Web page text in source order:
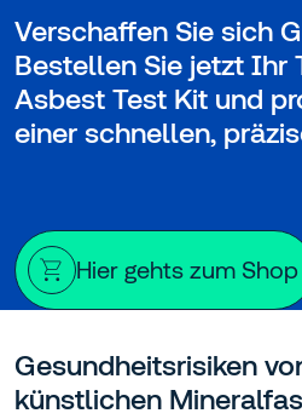
Verschaffen Sie sich
Bestellen Sie jetzt Ihr
Asbest Test Kit und
einer schnellen,
Hier gehts zum Shop
Gesundheitsrisiken
künstlichen